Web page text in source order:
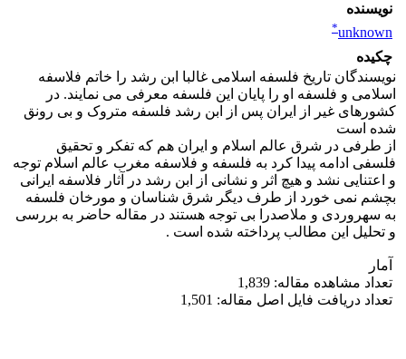
نویسنده
unknown
*
چکیده
نویسندگان تاریخ فلسفه اسلامی غالبا ابن رشد را خاتم فلاسفه
اسلامی و فلسفه او را پایان این فلسفه معرفی می نمایند. در
کشورهای غیر از ایران پس از ابن رشد فلسفه متروک و بی رونق
شده است
از طرفی در شرق عالم اسلام و ایران هم که تفکر و تحقیق
فلسفی ادامه پیدا کرد به فلسفه و فلاسفه مغرب عالم اسلام توجه
و اعتنایی نشد و هیچ اثر و نشانی از ابن رشد در آثار فلاسفه ایرانی
بچشم نمی خورد از طرف دیگر شرق شناسان و مورخان فلسفه
به سهروردی و ملاصدرا بی توجه هستند در مقاله حاضر به بررسی
و تحلیل این مطالب پرداخته شده است .
آمار
تعداد مشاهده مقاله: 1,839
تعداد دریافت فایل اصل مقاله: 1,501